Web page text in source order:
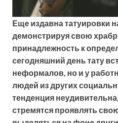
Еще издавна татуировки
демонстрируя свою
принадлежность к
сегодняшний день тату
неформалов, но и у
людей из других
тенденция
стремятся проявлять